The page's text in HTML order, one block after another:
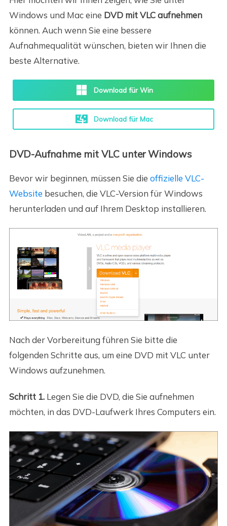
Windows und Mac eine DVD mit VLCaufnehmen
können. Auch wenn Sie eine bessere
Aufnahmequalität wünschen, bieten wir Ihnen die
beste Alternative.
Download für Win
Download für Mac
DVD-Aufnahme mit VLC unter Windows
Bevor wir beginnen, müssen Sie die offizielle VLC-
Website besuchen, die VLC-Version für Windows
herunterladen und auf Ihrem Desktop installieren.
Nach der Vorbereitung führen Sie bitte die
folgenden Schritte aus, um eine DVD mit VLC unter
Windows aufzunehmen.
Schritt 1.Legen Sie die DVD, die Sie aufnehmen
möchten, in das DVD-Laufwerk Ihres Computers ein.